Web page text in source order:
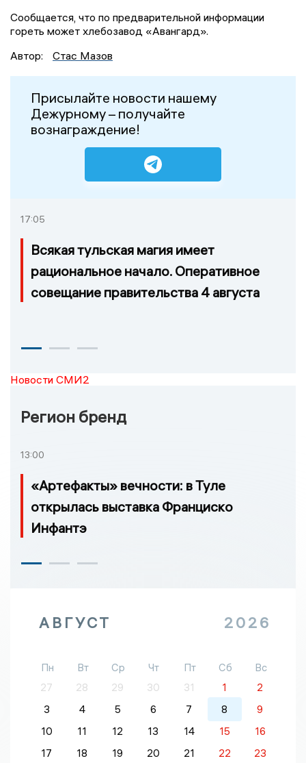
Сообщается, что по предварительной информации
гореть может хлебозавод «Авангард».
Автор:
Стас Мазов
Присылайте новости нашему
Дежурному – получайте
вознаграждение!
17:05
Всякая тульская магия имеет
рациональное начало. Оперативное
совещание правительства 4 августа
Новости СМИ2
Регион бренд
13:00
«Артефакты» вечности: в Туле
открылась выставка Франциско
Инфантэ
АВГУСТ 2026
Пн Вт Ср Чт Пт Сб
Вс
27
28 29 30 31 1
2
3
4 5 6 7 8
9
10
11 12 13 14 15
16
17
18 19 20 21 22
23